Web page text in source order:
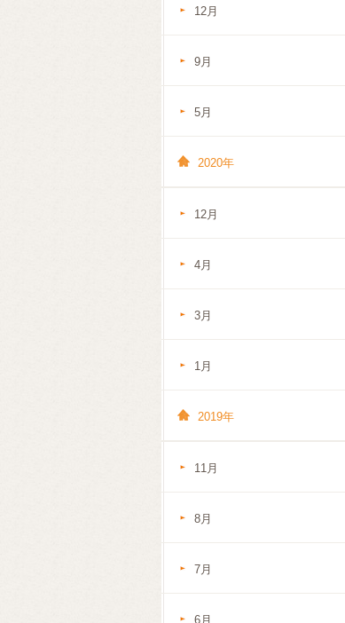
12月
9月
5月
2020年
12月
4月
3月
1月
2019年
11月
8月
7月
6月